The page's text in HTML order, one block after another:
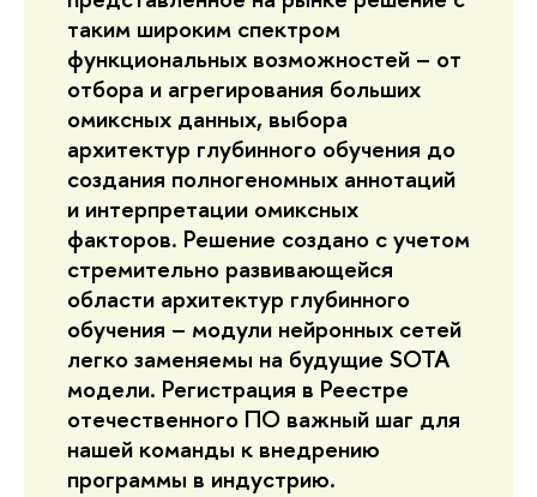
таким широким спектром
функциональных возможностей – от
отбора и агрегирования больших
омиксных данных, выбора
архитектур глубинного обучения до
создания полногеномных аннотаций
и интерпретации омиксных
факторов. Решение создано с учетом
стремительно развивающейся
области архитектур глубинного
обучения – модули нейронных сетей
легко заменяемы на будущие SOTA
модели. Регистрация в Реестре
отечественного ПО важный шаг для
нашей команды к внедрению
программы в индустрию.